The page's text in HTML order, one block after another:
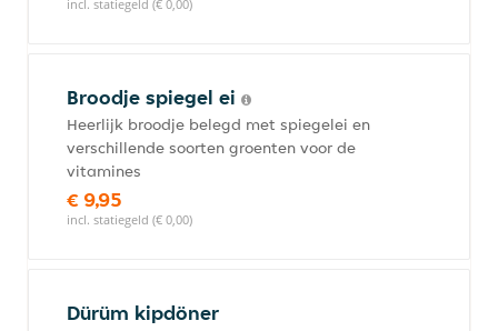
incl. statiegeld (€ 0,00)
Broodje spiegel ei
Heerlijk broodje belegd met spiegelei en
verschillende soorten groenten voor de
vitamines
€ 9,95
incl. statiegeld (€ 0,00)
Dürüm kipdöner